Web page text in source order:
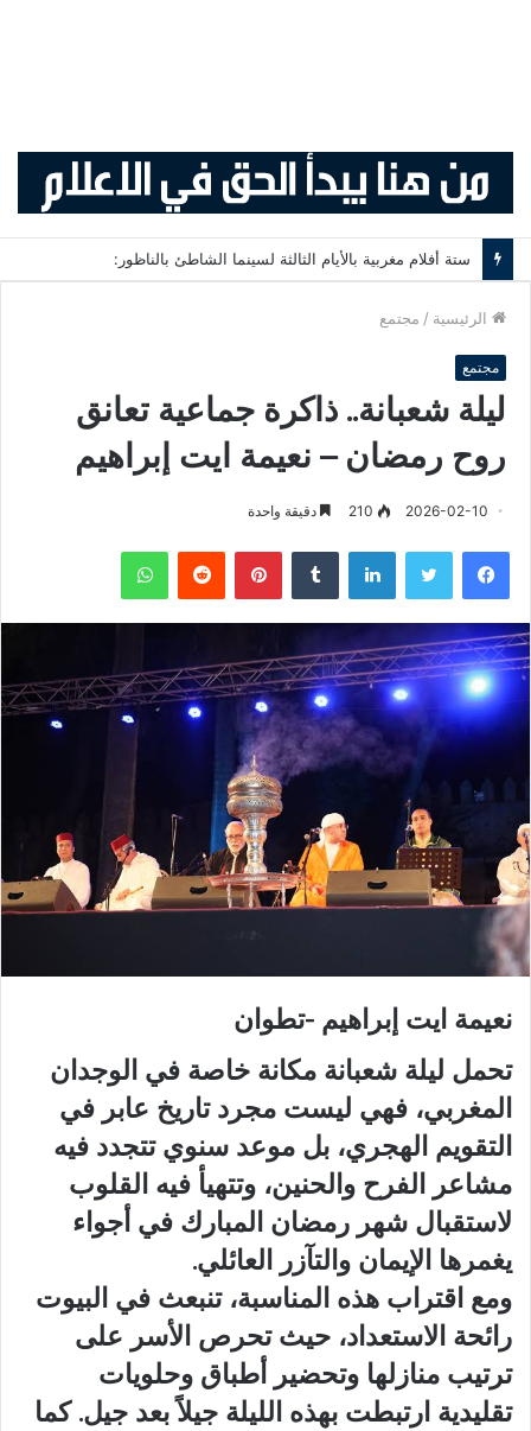
ستة أفلام مغربية بالأيام الثالثة لسينما الشاطئ بالناظور:
الرئيسية / مجتمع
مجتمع
ليلة شعبانة.. ذاكرة جماعية تعانق
روح رمضان – نعيمة ايت إبراهيم
2026-02-10
210 دقيقة واحدة
فيسبوك لينكدإن بينتيريست
نعيمة ايت إبراهيم -تطوان
تحمل ليلة شعبانة مكانة خاصة في الوجدان
المغربي، فهي ليست مجرد تاريخ عابر في
التقويم الهجري، بل موعد سنوي تتجدد فيه
مشاعر الفرح والحنين، وتتهيأ فيه القلوب
لاستقبال شهر رمضان المبارك في أجواء
يغمرها الإيمان والتآزر العائلي.
ومع اقتراب هذه المناسبة، تنبعث في البيوت
رائحة الاستعداد، حيث تحرص الأسر على
ترتيب منازلها وتحضير أطباق وحلويات
تقليدية ارتبطت بهذه الليلة جيلاً بعد جيل. كما